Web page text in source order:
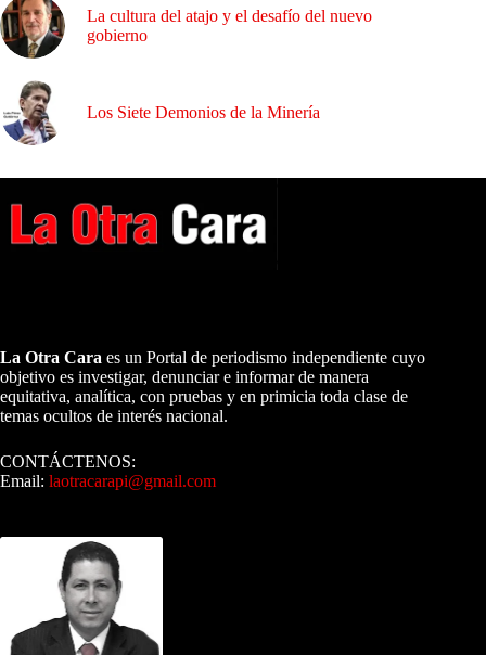
La cultura del atajo y el desafío del nuevo
gobierno
Los Siete Demonios de la Minería
La Otra Cara es un Portal de periodismo independiente cuyo
objetivo es investigar, denunciar e informar de manera
equitativa, analítica, con pruebas y en primicia toda clase de
temas ocultos de interés nacional.
CONTÁCTENOS:
Email: laotracarapi@gmail.com